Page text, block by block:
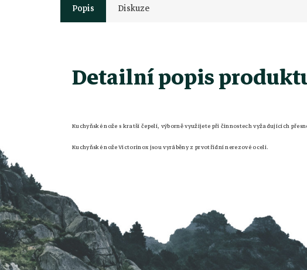
Popis Diskuze
Detailní popis
Kuchyňské nože s kratší čepelí, výborně využijete při činnostech vyžadujících
Kuchyňské nože Victorinox jsou vyráběny z prvotřídní nerezové oceli.
p
a
t
í